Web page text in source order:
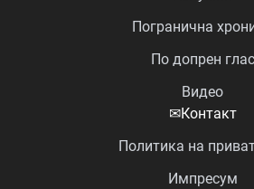
Погранична
По допрен глас
Видео
✉Контакт
Политика на
Импресум